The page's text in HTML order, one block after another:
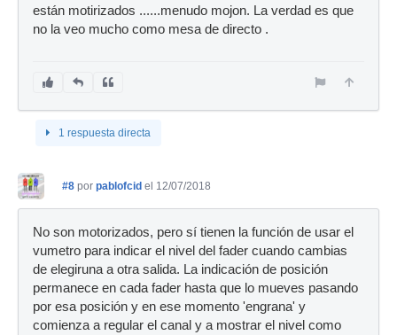
están motirizados ......menudo mojon. La verdad es que
no la veo mucho como mesa de directo .
1 respuesta directa
#8 por pablofcid el 12/07/2018
No son motorizados, pero sí tienen la función de usar el
vumetro para indicar el nivel del fader cuando cambias
de elegiruna a otra salida. La indicación de posición
permanece en cada fader hasta que lo mueves pasando
por esa posición y en ese momento 'engrana' y
comienza a regular el canal y a mostrar el nivel como